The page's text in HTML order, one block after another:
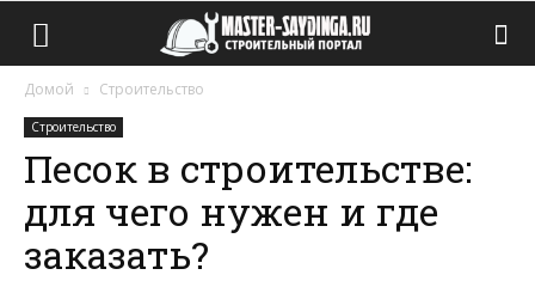
Домой Строительство
Строительство
Песок в строительстве:
для чего нужен и где
заказать?